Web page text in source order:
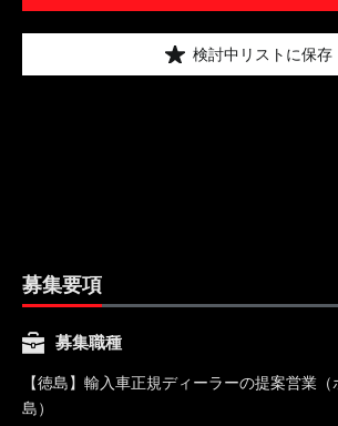
検討中リストに保存
募集要項
募集職種
【徳島】輸入車正規ディーラーの提案営業
島）